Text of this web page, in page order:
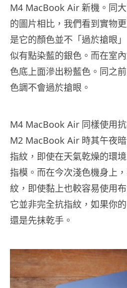
M4 MacBook Air 新機。同
的圖片相比，我們看到實物
是它的顏色並不「過於搶眼
似有點染藍的銀色。而在室
色底上面滲出粉藍色。同之
色調不會過於搶眼。
M4 MacBook Air 同樣使用
M2 MacBook Air 時其午夜
指紋，即使在天氣乾燥的環
指模。而在今次淺色機身上
紋，即使黏上也較容易使用
它並非完全抗指紋，如果你
還是先抹乾手。